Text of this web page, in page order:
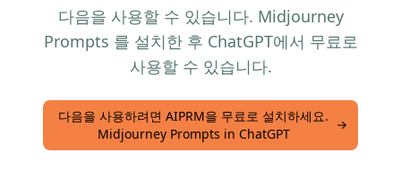
다음을 사용할 수 있습니다. Midjourney
Prompts 를 설치한 후 ChatGPT에서 무료로
사용할 수 있습니다.
다음을 사용하려면 AIPRM을 무료로 설치하세요.
Midjourney Prompts in ChatGPT